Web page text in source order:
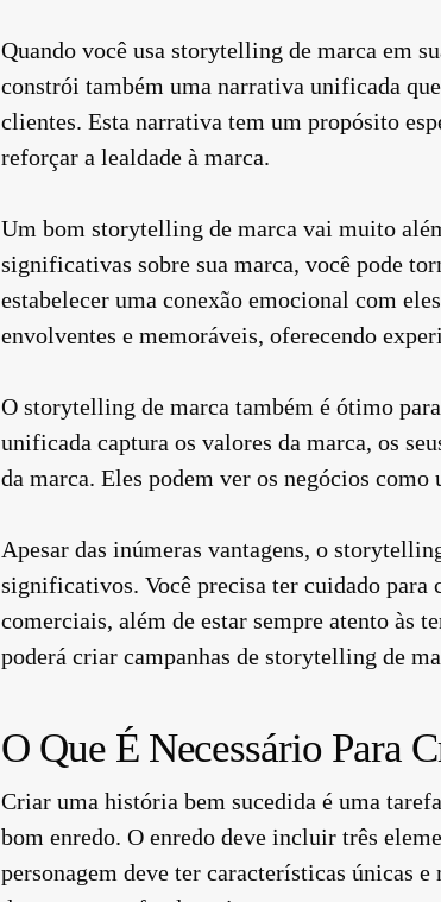
Quando você usa storytelling de marca em
constrói também uma narrativa unificada
clientes. Esta narrativa tem um propósito
reforçar a lealdade à marca.
Um bom storytelling de marca vai muito
significativas sobre sua marca, você pode
estabelecer uma conexão emocional com
envolventes e memoráveis, oferecendo
O storytelling de marca também é ótimo
unificada captura os valores da marca, os
da marca. Eles podem ver os negócios como
Apesar das inúmeras vantagens, o
significativos. Você precisa ter cuidado
comerciais, além de estar sempre atento às
poderá criar campanhas de storytelling de
O Que É Necessário Para
Criar uma história bem sucedida é uma
bom enredo. O enredo deve incluir três
personagem deve ter características únicas